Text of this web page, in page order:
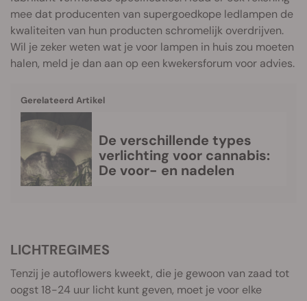
mee dat producenten van supergoedkope ledlampen de
kwaliteiten van hun producten schromelijk overdrijven.
Wil je zeker weten wat je voor lampen in huis zou moeten
halen, meld je dan aan op een kwekersforum voor advies.
Gerelateerd Artikel
De verschillende types
verlichting voor cannabis:
De voor- en nadelen
LICHTREGIMES
Tenzij je autoflowers kweekt, die je gewoon van zaad tot
oogst 18-24 uur licht kunt geven, moet je voor elke